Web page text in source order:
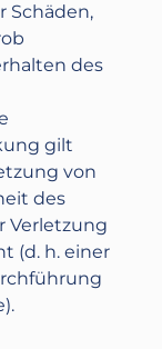
Schäden,
des
gilt
von
des
Verletzung
(d. h. einer